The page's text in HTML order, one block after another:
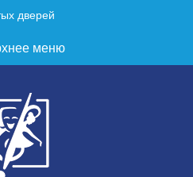
дверей
меню